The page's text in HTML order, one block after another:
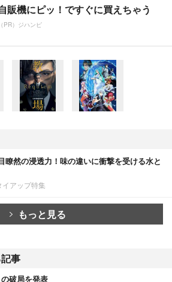
販機にピッ！ですぐに買えちゃう
（PR）ジハンピ
瞭然の浸透力！味の違いに衝撃を受ける水と
イアップ特集
もっと見る
事
破局を発表